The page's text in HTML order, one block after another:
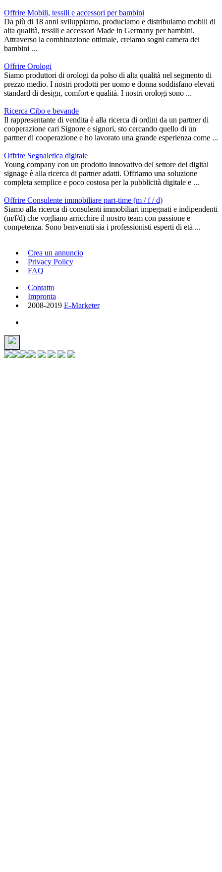
Offrire Mobili, tessili e accessori per bambini
Da più di 18 anni sviluppiamo, produciamo e distribuiamo mobili di
alta qualità, tessili e accessori Made in Germany per bambini.
Attraverso la combinazione ottimale, creiamo sogni camera dei
bambini ...
Offrire Orologi
Siamo produttori di orologi da polso di alta qualità nel segmento di
prezzo medio. I nostri prodotti per uomo e donna soddisfano elevati
standard di design, comfort e qualità. I nostri orologi sono ...
Ricerca Cibo e bevande
Il rappresentante di vendita è alla ricerca di ordini da un partner di
cooperazione cari Signore e signori, sto cercando quello di un
partner di cooperazione e ho lavorato una grande esperienza come ...
Offrire Segnaletica digitale
Young company con un prodotto innovativo del settore del digital
signage è alla ricerca di partner adatti. Offriamo una soluzione
completa semplice e poco costosa per la pubblicità digitale e ...
Offrire Consulente immobiliare part-time (m / f / d)
Siamo alla ricerca di consulenti immobiliari impegnati e indipendenti
(m/f/d) che vogliano arricchire il nostro team con passione e
competenza. Sono benvenuti sia i professionisti esperti di età ...
Crea un annuncio
Privacy Policy
FAQ
Contatto
Impronta
2008-2019 E-Marketer